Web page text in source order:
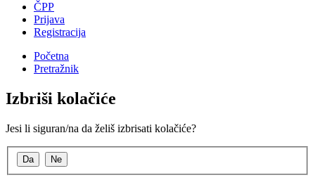
ČPP
Prijava
Registracija
Početna
Pretražnik
Izbriši kolačiće
Jesi li siguran/na da želiš izbrisati kolačiće?